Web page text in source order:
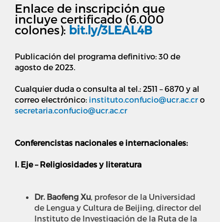
Enlace de inscripción que
incluye certificado (6.000
colones): bit.ly/3LEAL4B
Publicación del programa definitivo: 30 de
agosto de 2023.
Cualquier duda o consulta al tel.: 2511 – 6870 y al
correo electrónico: instituto.confucio@ucr.ac.cro
secretaria.confucio@ucr.ac.cr
Conferencistas nacionales e internacionales:
I. Eje – Religiosidades y literatura
Dr. Baofeng Xu, profesor de la Universidad
de Lengua y Cultura de Beijing, director del
Instituto de Investigación de la Ruta de la